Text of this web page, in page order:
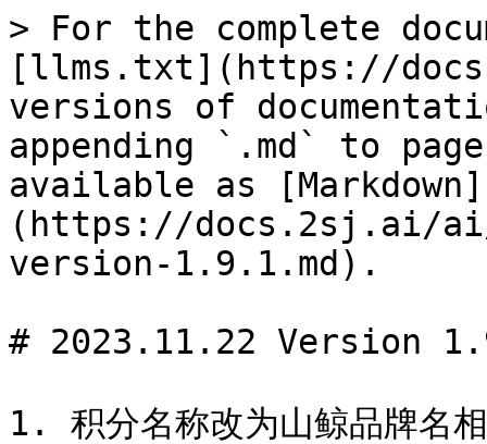
> For the complete
[llms.txt](https://
versions of
appending `.md` to
available as [Markdown]
(https://docs.2sj.ai/ai/
version-1.9.1.md).
# 2023.11.22 Version
1. 积分名称改为山鲸品牌名